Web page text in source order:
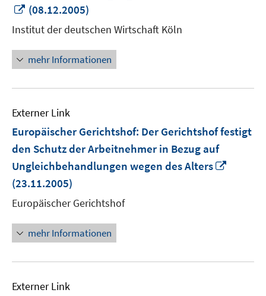
In
neuem
Fenster
öffnen
(08.12.2005)
Institut der deutschen Wirtschaft Köln
mehr Informationen
Externer Link
Europäischer Gerichtshof: Der Gerichtshof festigt
den Schutz der Arbeitnehmer in Bezug auf
Ungleichbehandlungen wegen des Alters
(23.11.2005)
Europäischer Gerichtshof
mehr Informationen
Externer Link